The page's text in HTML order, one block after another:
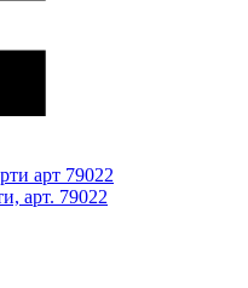
арт. 79022